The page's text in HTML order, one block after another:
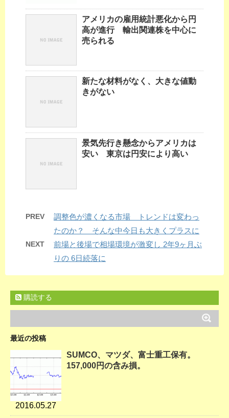
アメリカの雇用統計悪化から円
高が進行 輸出関連株を中心に
売られる
新たな材料がなく、大きな値動
きがない
景気先行き懸念からアメリカは
安い 東京は円安により高い
PREV
調整色が濃くなる市場 トレンドは変わっ
たのか？ そんな中今日も大きくプラスに
NEXT
前場と後場で相場環境が激変し 2年9ヶ月ぶ
りの 6日続落に
購読する
最近の投稿
2016.05.27
SUMCO、マツダ、富士重工保有。
157,000円の含み損。